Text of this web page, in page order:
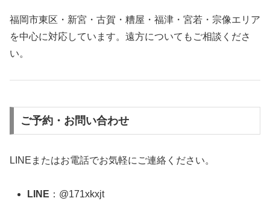
福岡市東区・新宮・古賀・糟屋・福津・宮若・宗像エリア
を中心に対応しています。遠方についてもご相談くださ
い。
ご予約・お問い合わせ
LINEまたはお電話でお気軽にご連絡ください。
LINE ：@171xkxjt